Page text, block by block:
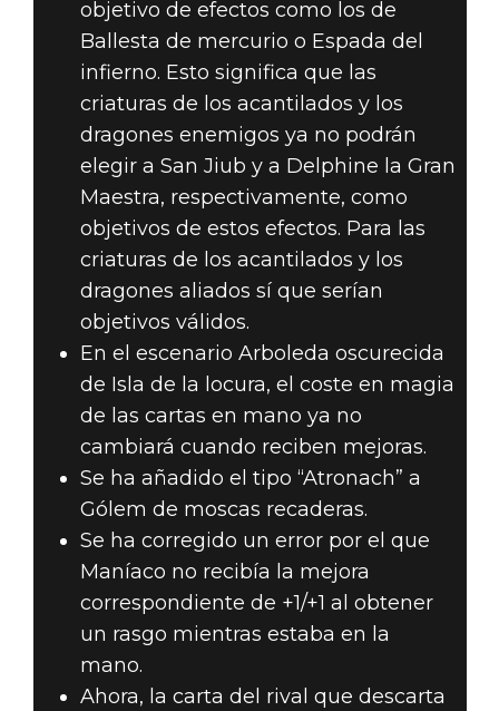
objetivo de efectos como los de
Ballesta de mercurio o Espada del
infierno. Esto significa que las
criaturas de los acantilados y los
dragones enemigos ya no podrán
elegir a San Jiub y a Delphine la Gran
Maestra, respectivamente, como
objetivos de estos efectos. Para las
criaturas de los acantilados y los
dragones aliados sí que serían
objetivos válidos.
En el escenario Arboleda oscurecida
de Isla de la locura, el coste en magia
de las cartas en mano ya no
cambiará cuando reciben mejoras.
Se ha añadido el tipo “Atronach” a
Gólem de moscas recaderas.
Se ha corregido un error por el que
Maníaco no recibía la mejora
correspondiente de +1/+1 al obtener
un rasgo mientras estaba en la
mano.
Ahora, la carta del rival que descarta